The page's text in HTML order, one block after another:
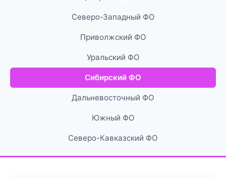
Северо-Западный ФО
Приволжский ФО
Уральский ФО
Сибирский ФО
Дальневосточный ФО
Южный ФО
Северо-Кавказский ФО